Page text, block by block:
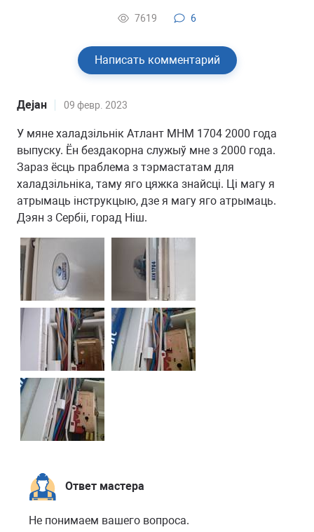
7619 6
Написать комментарий
Дејан 09 февр. 2023
У мяне халадзільнік Атлант MHM 1704 2000 года
выпуску. Ён бездакорна служыў мне з 2000 года.
Зараз ёсць праблема з тэрмастатам для
халадзільніка, таму яго цяжка знайсці. Ці магу я
атрымаць інструкцыю, дзе я магу яго атрымаць.
Дэян з Сербіі, горад Ніш.
Ответ мастера
Не понимаем вашего вопроса.